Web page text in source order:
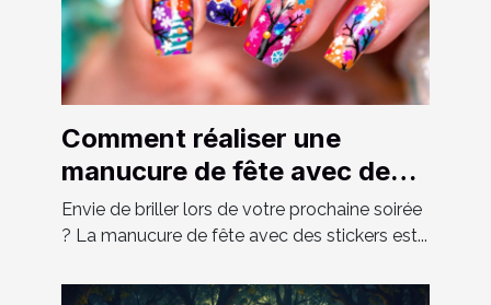
Comment réaliser une
manucure de fête avec des
stickers ?
Envie de briller lors de votre prochaine soirée
? La manucure de fête avec des stickers est...